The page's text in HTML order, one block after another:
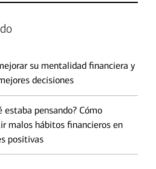
su mentalidad financiera y
decisiones
estaba pensando? Cómo
malos hábitos financieros en
positivas